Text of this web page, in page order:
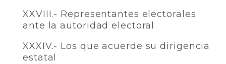
XXVIII.- Representantes electorales
ante la autoridad electoral
XXXIV.- Los que acuerde su dirigencia
estatal